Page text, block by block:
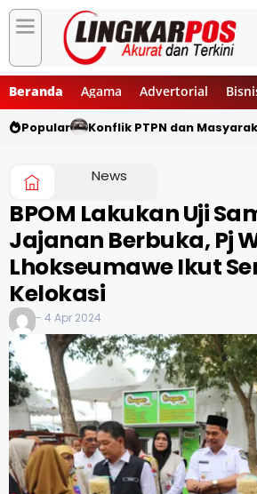
Beranda Agama Advertorial
Popular Konflik PTPN dan
News
BPOM Lakukan Uji
Jajanan Berbuka, Pj
Lhokseumawe Ikut
Kelokasi
- 4 Apr 2024